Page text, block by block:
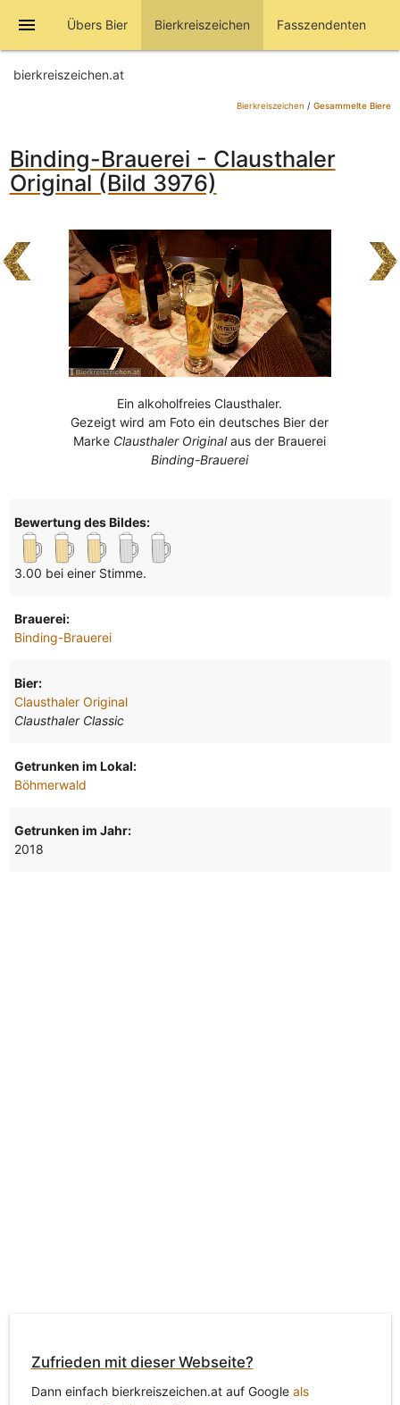
menu Übers Bier Bierkreiszeichen Fasszendenten
bierkreiszeichen.at
Bierkreiszeichen / Gesammelte Biere
Binding-Brauerei - Clausthaler
Original (Bild 3976)
Ein alkoholfreies Clausthaler.
Gezeigt wird am Foto ein deutsches Bier der
Marke Clausthaler Originalaus der Brauerei
Binding-Brauerei
Bewertung des Bildes:
3.00 bei einer Stimme.
Brauerei:
Binding-Brauerei
Bier:
Clausthaler Original
Clausthaler Classic
Getrunken im Lokal:
Böhmerwald
Getrunken im Jahr:
2018
Zufrieden mit dieser Webseite?
Dann einfach bierkreiszeichen.at auf Google als